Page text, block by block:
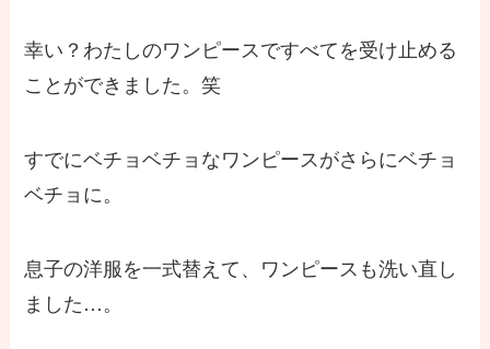
幸い？わたしのワンピースですべてを受け止める
ことができました。笑
すでにベチョベチョなワンピースがさらにベチョ
ベチョに。
息子の洋服を一式替えて、ワンピースも洗い直し
ました…。